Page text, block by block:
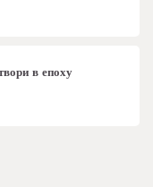
в епоху